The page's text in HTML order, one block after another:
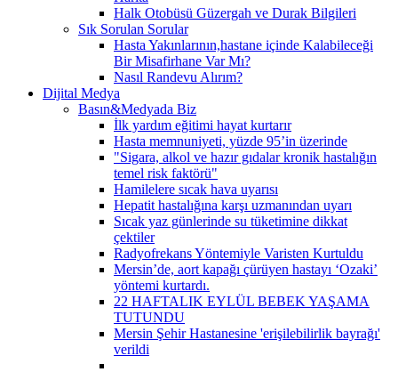
Halk Otobüsü Güzergah ve Durak Bilgileri
Sık Sorulan Sorular
Hasta Yakınlarının,hastane içinde Kalabileceği
Bir Misafirhane Var Mı?
Nasıl Randevu Alırım?
Dijital Medya
Basın&Medyada Biz
İlk yardım eğitimi hayat kurtarır
Hasta memnuniyeti, yüzde 95’in üzerinde
"Sigara, alkol ve hazır gıdalar kronik hastalığın
temel risk faktörü"
Hamilelere sıcak hava uyarısı
Hepatit hastalığına karşı uzmanından uyarı
Sıcak yaz günlerinde su tüketimine dikkat
çektiler
Radyofrekans Yöntemiyle Varisten Kurtuldu
Mersin’de, aort kapağı çürüyen hastayı ‘Ozaki’
yöntemi kurtardı.
22 HAFTALIK EYLÜL BEBEK YAŞAMA
TUTUNDU
Mersin Şehir Hastanesine 'erişilebilirlik bayrağı'
verildi